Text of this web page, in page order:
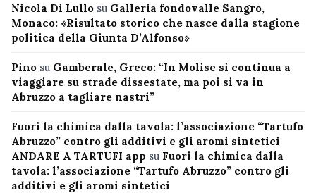
Nicola Di Lullo su Galleria fondovalle Sangro,
Monaco: «Risultato storico che nasce dalla stagione
politica della Giunta D’Alfonso»
Pino su Gamberale, Greco: “In Molise si continua a
viaggiare su strade dissestate, ma poi si va in
Abruzzo a tagliare nastri”
Fuori la chimica dalla tavola: l’associazione “Tartufo
Abruzzo” contro gli additivi e gli aromi sintetici
ANDARE A TARTUFI app su Fuori la chimica dalla
tavola: l’associazione “Tartufo Abruzzo” contro gli
additivi e gli aromi sintetici